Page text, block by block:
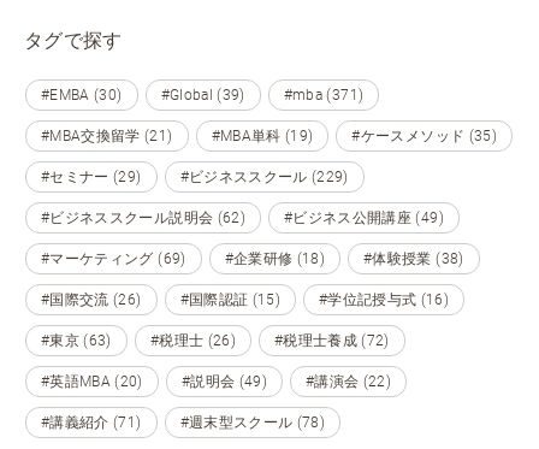
タグで探す
#EMBA (30) #Global (39) #mba (371)
#MBA交換留学 (21) #MBA単科 (19) #ケースメソッド (35)
#セミナー (29) #ビジネススクール (229)
#ビジネススクール説明会 (62) #ビジネス公開講座 (49)
#マーケティング (69) #企業研修 (18) #体験授業 (38)
#国際交流 (26) #国際認証 (15) #学位記授与式 (16)
#東京 (63) #税理士 (26) #税理士養成 (72)
#英語MBA (20) #説明会 (49) #講演会 (22)
#講義紹介 (71) #週末型スクール (78)